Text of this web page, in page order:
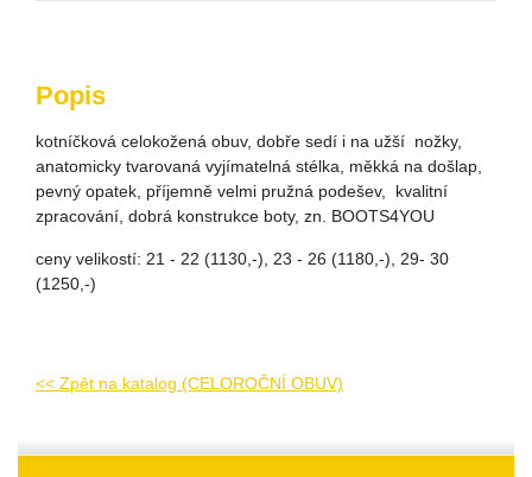
Popis
kotníčková celokožená obuv, dobře sedí i na užší nožky,
anatomicky tvarovaná vyjímatelná stélka, měkká na došlap,
pevný opatek, příjemně velmi pružná podešev, kvalitní
zpracování, dobrá konstrukce boty, zn. BOOTS4YOU
ceny velikostí: 21 - 22 (1130,-), 23 - 26 (1180,-), 29- 30
(1250,-)
<< Zpět na katalog (CELOROČNÍ OBUV)